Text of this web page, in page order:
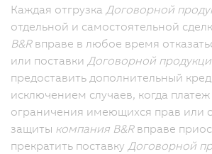
Каждая отгрузка Договорной
отдельной и самостоятельной
B&Rвправе в любое время
или поставки Договорной
предоставить дополнительный
исключением случаев, когда
ограничения имеющихся прав или
защиты компания B&Rвправе
прекратить поставку Договорной